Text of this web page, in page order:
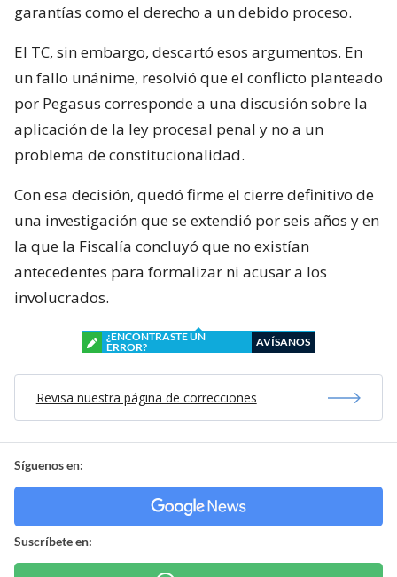
garantías como el derecho a un debido proceso.
El TC, sin embargo, descartó esos argumentos. En
un fallo unánime, resolvió que el conflicto planteado
por Pegasus corresponde a una discusión sobre la
aplicación de la ley procesal penal y no a un
problema de constitucionalidad.
Con esa decisión, quedó firme el cierre definitivo de
una investigación que se extendió por seis años y en
la que la Fiscalía concluyó que no existían
antecedentes para formalizar ni acusar a los
involucrados.
¿ENCONTRASTE UN
ERROR?
AVÍSANOS
Revisa nuestra página de correcciones
Síguenos en:
Suscríbete en: